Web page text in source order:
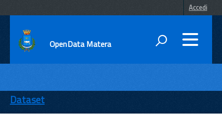
Accedi
OpenData Matera
ENTI
TEMI
Dataset